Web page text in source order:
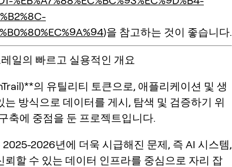
)을 참고하는 것이 좋습니다.
일의 빠르고 실용적인 개요
의 유틸리티 토큰으로, 애플리케이션 및 생
방식으로 데이터를 게시, 탐색 및 검증하기 위
축에 중점을 둔 프로젝트입니다.
2026년에 더욱 시급해진 문제, 즉 AI 시스템,
뢰할 수 있는 데이터 인프라를 중심으로 자리 잡